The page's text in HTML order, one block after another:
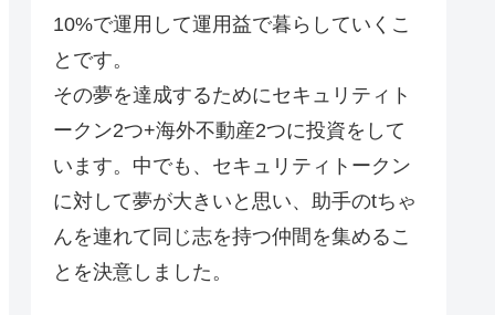
10%で運用して運用益で暮らしていくこ
とです。
その夢を達成するためにセキュリティト
ークン2つ+海外不動産2つに投資をして
います。中でも、セキュリティトークン
に対して夢が大きいと思い、助手のtちゃ
んを連れて同じ志を持つ仲間を集めるこ
とを決意しました。